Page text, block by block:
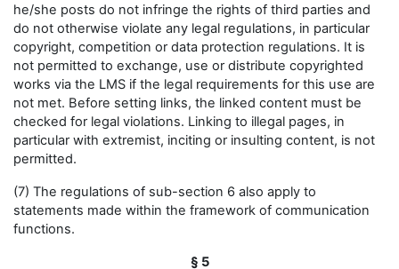
he/she posts do not infringe the rights of third parties and
do not otherwise violate any legal regulations, in particular
copyright, competition or data protection regulations. It is
not permitted to exchange, use or distribute copyrighted
works via the LMS if the legal requirements for this use are
not met. Before setting links, the linked content must be
checked for legal violations. Linking to illegal pages, in
particular with extremist, inciting or insulting content, is not
permitted.
(7) The regulations of sub-section 6 also apply to
statements made within the framework of communication
functions.
§ 5